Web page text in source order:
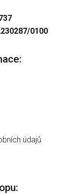
0100
údajů